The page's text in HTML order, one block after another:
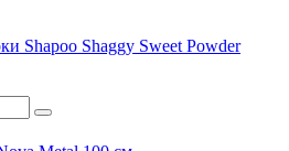
Shapoo Shaggy Sweet Powder